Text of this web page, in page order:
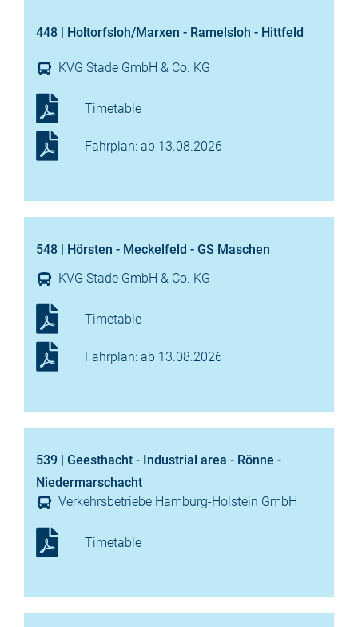
448 | Holtorfsloh/Marxen - Ramelsloh - Hittfeld
KVG Stade GmbH & Co. KG
Timetable
Fahrplan: ab 13.08.2026
548 | Hörsten - Meckelfeld - GS Maschen
KVG Stade GmbH & Co. KG
Timetable
Fahrplan: ab 13.08.2026
539 | Geesthacht - Industrial area - Rönne -
Niedermarschacht
Verkehrsbetriebe Hamburg-Holstein GmbH
Timetable